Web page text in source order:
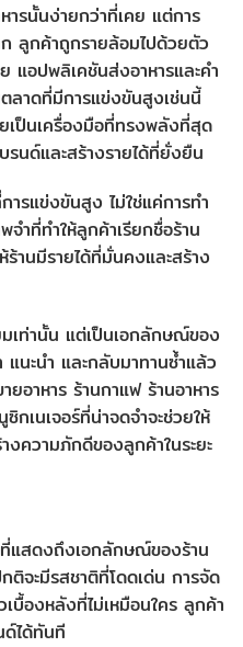
ารนั้นง่ายกว่าที่เคย แต่การ
ลูกค้าถูกรายล้อมไปด้วยตัว
แอปพลิเคชันส่งอาหารและคำ
ลาดที่มีการแข่งขันสูงเช่นนี้
เป็นเครื่องมือที่ทรงพลังที่สุด
รนด์และสร้างรายได้ที่ยั่งยืน
ารแข่งขันสูง ไม่ใช่แค่การทำ
จำที่ทำให้ลูกค้าเรียกชื่อร้าน
านมีรายได้ที่มั่นคงและสร้าง
มเท่านั้น แต่เป็นเอกลักษณ์ของ
นะนำ และกลับมาทานซ้ำแล้ว
ยอาหาร ร้านกาแฟ ร้านอาหาร
กเนเจอร์ที่น่าจดจำจะช่วยให้
งความภักดีของลูกค้าในระยะ
ที่แสดงถึงเอกลักษณ์ของร้าน
ติจะมีรสชาติที่โดดเด่น การจัด
บื้องหลังที่ไม่เหมือนใคร ลูกค้า
ด์ได้ทันที